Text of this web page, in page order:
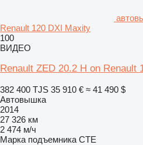
Renault 120 DXI Maxity
100
ВИДЕО
Renault ZED 20.2 H on Renault
382 400 TJS 35 910 € ≈ 41 490 $
Автовышка
2014
27 326 км
2 474 м/ч
Марка подъемника CTE